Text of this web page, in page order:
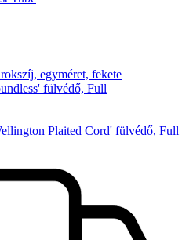
egyméret, fekete
fülvédő, Full
Plaited Cord' fülvédő, Full